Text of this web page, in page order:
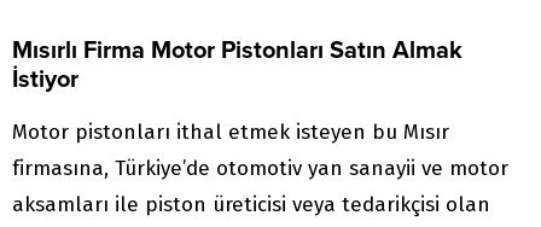
Mısırlı Firma Motor Pistonları Satın Almak
İstiyor
Motor pistonları ithal etmek isteyen bu Mısır
firmasına, Türkiye’de otomotiv yan sanayii ve motor
aksamları ile piston üreticisi veya tedarikçisi olan